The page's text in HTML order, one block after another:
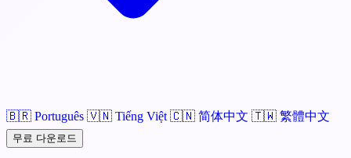
🇧🇷 Português 🇻🇳 Tiếng Việt 🇨🇳 简体中文 🇹🇼 繁體中文
무료 다운로드